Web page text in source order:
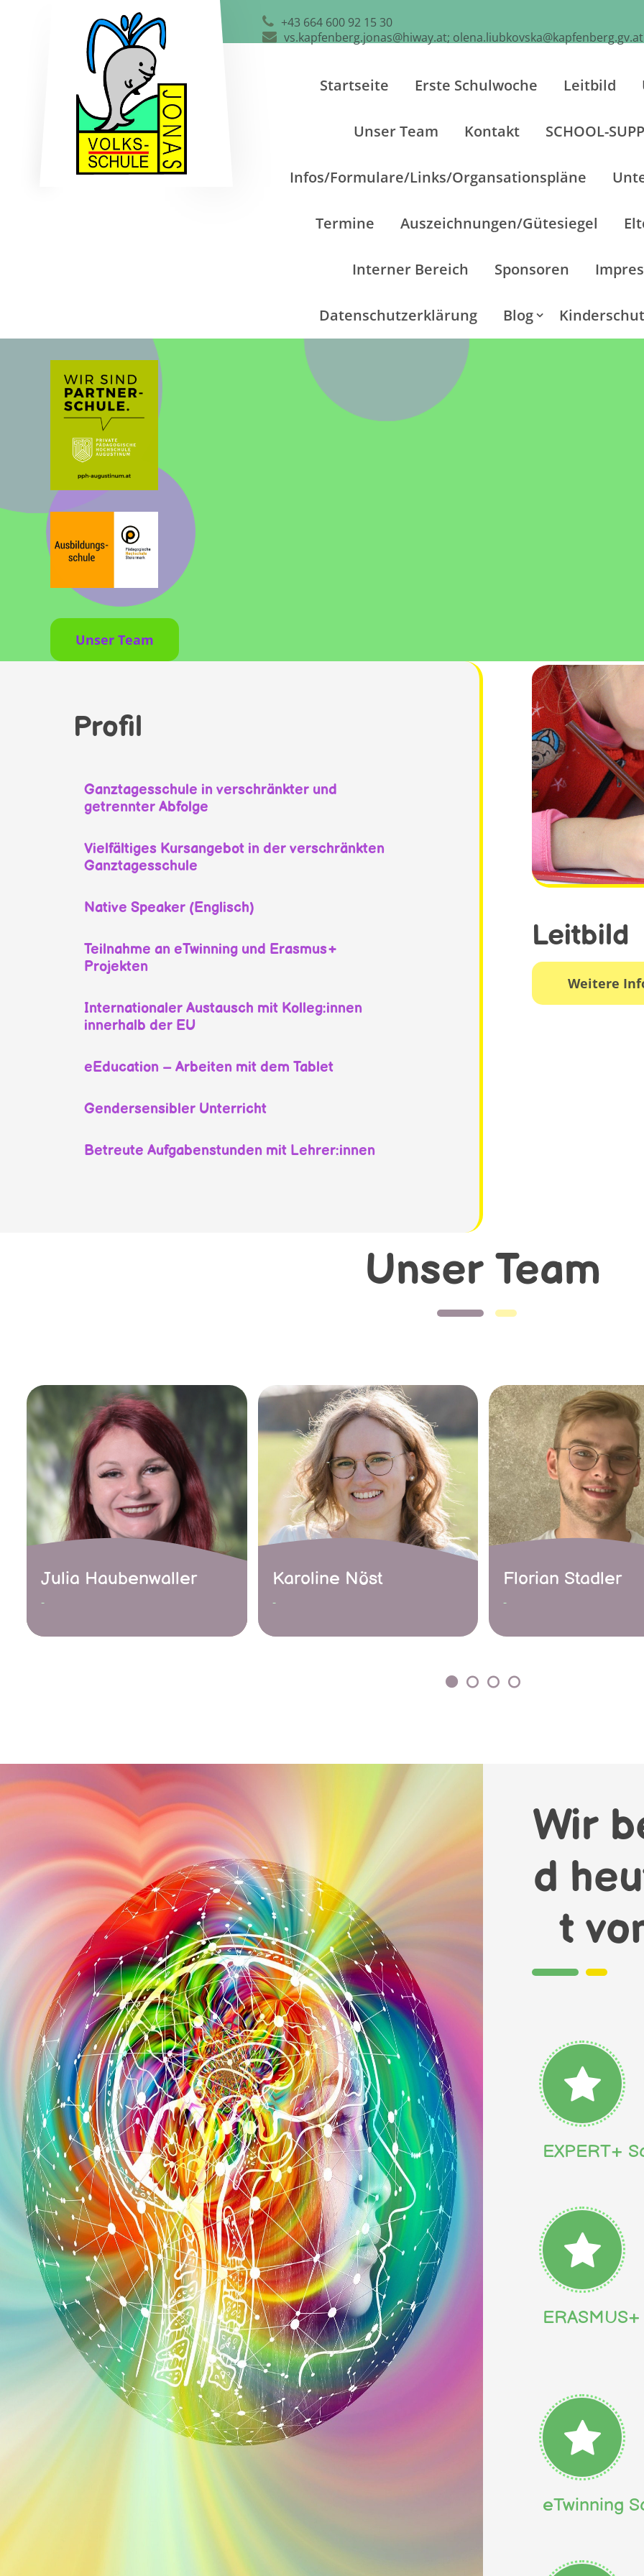
+43 664 600 92 15 30
vs.kapfenberg.jonas@hiway.at; olena.liubkovska@kapfenberg.gv.at
Startseite Erste Schulwoche Leitbild
Unser Team Kontakt SCHOOL-
Infos/Formulare/Links/Organsationspläne
Termine Auszeichnungen/Gütesiegel
Interner Bereich Sponsoren
Datenschutzerklärung Blog
Unser Team
Profil
Ganztagesschule in verschränkter und
getrennter Abfolge
Vielfältiges Kursangebot in der verschränkten
Ganztagesschule
Native Speaker (Englisch)
Teilnahme an eTwinning und Erasmus+
Projekten
Internationaler Austausch mit Kolleg:innen
innerhalb der EU
eEducation – Arbeiten mit dem Tablet
Gendersensibler Unterricht
Betreute Aufgabenstunden mit Lehrer:innen
Leitbild
Weitere
Unser Team
Julia Haubenwaller
-
Karoline Nöst
-
Florian Stadler
-
Wir
d
t
EXPERT+
eTwinning